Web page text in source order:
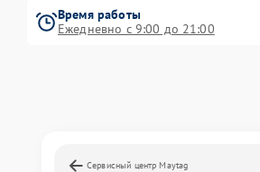
Время работы
Ежедневно с 9:00 до 21:00
Сервисный центр Maytag